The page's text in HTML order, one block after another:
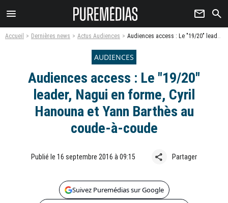
menu newsletter search
Accueil Dernières news Actus Audiences Audiences access : Le "19/20" leader, Nagui en forme, Cyril Hanouna et Yann Barthès au coude-à-coude
AUDIENCES
Audiences access : Le "19/20"
leader, Nagui en forme, Cyril
Hanouna et Yann Barthès au
coude-à-coude
Publié le 16 septembre 2016 à 09:15 share Partager
Suivez Puremédias sur Google